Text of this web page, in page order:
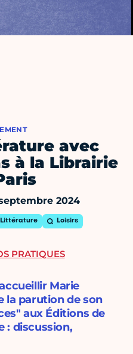
avec
à la Librairie
2024
Littérature Loisirs
Marie
la parution de son
aux Éditions de
: discussion,
PRATIQUES